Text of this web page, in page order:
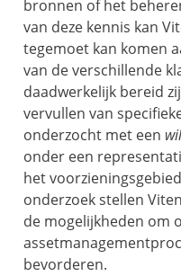
bronnen of het
van deze kennis kan
tegemoet kan komen
van de verschillende
daadwerkelijk bereid
vervullen van
onderzocht met een
onder een
het
onderzoek stellen
de mogelijkheden om
bevorderen.